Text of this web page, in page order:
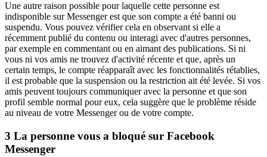
Une autre raison possible pour laquelle cette personne est
indisponible sur Messenger est que son compte a été banni ou
suspendu. Vous pouvez vérifier cela en observant si elle a
récemment publié du contenu ou interagi avec d'autres personnes,
par exemple en commentant ou en aimant des publications. Si ni
vous ni vos amis ne trouvez d'activité récente et que, après un
certain temps, le compte réapparaît avec les fonctionnalités rétablies,
il est probable que la suspension ou la restriction ait été levée. Si vos
amis peuvent toujours communiquer avec la personne et que son
profil semble normal pour eux, cela suggère que le problème réside
au niveau de votre Messenger ou de votre compte.
3 La personne vous a bloqué sur Facebook
Messenger